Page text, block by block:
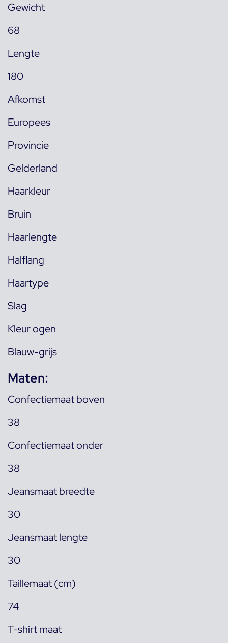
Gewicht
68
Lengte
180
Afkomst
Europees
Provincie
Gelderland
Haarkleur
Bruin
Haarlengte
Halflang
Haartype
Slag
Kleur ogen
Blauw-grijs
Maten:
Confectiemaat boven
38
Confectiemaat onder
38
Jeansmaat breedte
30
Jeansmaat lengte
30
Taillemaat (cm)
74
T-shirt maat